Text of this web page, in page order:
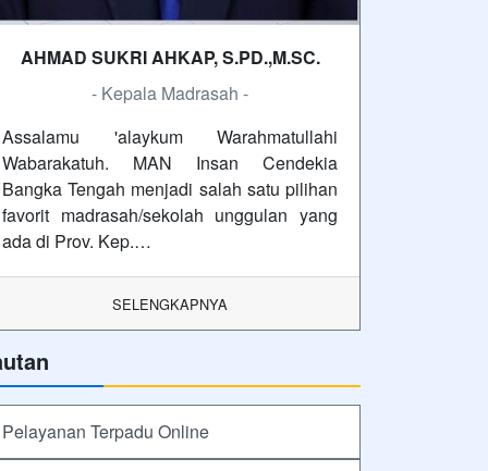
AHMAD SUKRI AHKAP, S.PD.,M.SC.
- Kepala Madrasah -
Assalamu 'alaykum Warahmatullahi
Wabarakatuh. MAN Insan Cendekia
Bangka Tengah menjadi salah satu pilihan
favorit madrasah/sekolah unggulan yang
ada di Prov. Kep.…
SELENGKAPNYA
Pelayanan Terpadu Online